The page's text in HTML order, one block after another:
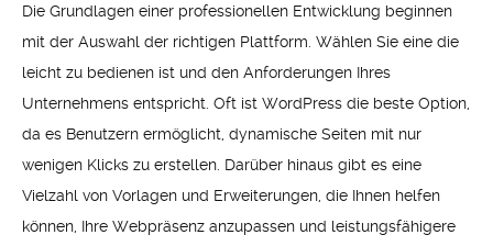
Die Grundlagen einer professionellen Entwicklung beginnen
mit der Auswahl der richtigen Plattform. Wählen Sie eine die
leicht zu bedienen ist und den Anforderungen Ihres
Unternehmens entspricht. Oft ist WordPress die beste Option,
da es Benutzern ermöglicht, dynamische Seiten mit nur
wenigen Klicks zu erstellen. Darüber hinaus gibt es eine
Vielzahl von Vorlagen und Erweiterungen, die Ihnen helfen
können, Ihre Webpräsenz anzupassen und leistungsfähigere